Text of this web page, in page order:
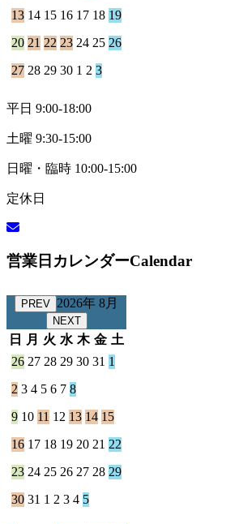
13 14 15 16 17 18 19
20 21 22 23 24 25 26
27 28 29 30 1 2 3
平日 9:00-18:00
土曜 9:30-15:00
日曜・臨時 10:00-15:00
定休日
営業日カレンダーCalendar
PREV 2026年 8月
NEXT
日 月 火 水 木 金 土
26 27 28 29 30 31 1
2 3 4 5 6 7 8
9 10 11 12 13 14 15
16 17 18 19 20 21 22
23 24 25 26 27 28 29
30 31 1 2 3 4 5